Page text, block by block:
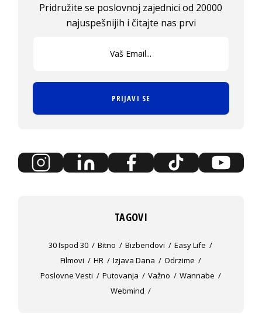
Pridružite se poslovnoj zajednici od 20000
najuspešnijih i čitajte nas prvi
PRIJAVI SE
TAGOVI
30 Ispod 30 Bitno Bizbendovi
Easy Life
Filmovi
HR Izjava Dana
Odrzime
Poslovne Vesti
Putovanja Važno
Wannabe
Webmind